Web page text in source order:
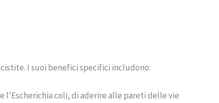
I suoi benefici specifici includono:
coli, di aderire alle pareti delle vie